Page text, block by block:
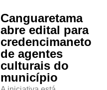
Canguaretama
abre edital para
credencimaneto
de agentes
culturais do
município